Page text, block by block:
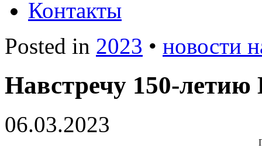
Контакты
Posted in 2023 • новости
Навстречу 150-
06.03.2023